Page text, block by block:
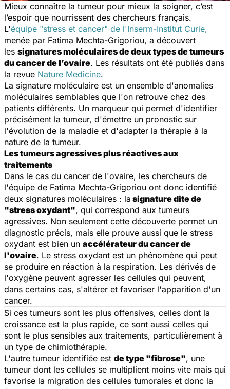
Mieux connaître la tumeur pour mieux la soigner, c’est
l’espoir que nourrissent des chercheurs français.
L'équipe "stress et cancer" de l'Inserm-Institut Curie,
menée par Fatima Mechta-Grigoriou, a découvert
les signatures moléculaires de deux types de tumeurs
du cancer de l’ovaire. Les résultats ont été publiés dans
la revue Nature Medicine.
La signature moléculaire est un ensemble d'anomalies
moléculaires semblables que l'on retrouve chez des
patients différents. Un marqueur qui permet d'identifier
précisément la tumeur, d'émettre un pronostic sur
l'évolution de la maladie et d'adapter la thérapie à la
nature de la tumeur.
Les tumeurs agressives plus réactives aux
traitements
Dans le cas du cancer de l'ovaire, les chercheurs de
l'équipe de Fatima Mechta-Grigoriou ont donc identifié
deux signatures moléculaires : la signature dite de
"stress oxydant", qui correspond aux tumeurs
agressives. Non seulement cette découverte permet un
diagnostic précis, mais elle prouve aussi que le stress
oxydant est bien un accélérateur du cancer de
l'ovaire. Le stress oxydant est un phénomène qui peut
se produire en réaction à la respiration. Les dérivés de
l'oxygène peuvent agresser les cellules qui peuvent,
dans certains cas, s'altérer et favoriser l'apparition d'un
cancer.
Si ces tumeurs sont les plus offensives, celles dont la
croissance est la plus rapide, ce sont aussi celles qui
sont le plus sensibles aux traitements, particulièrement à
un type de chimiothérapie.
L'autre tumeur identifiée est de type "fibrose", une
tumeur dont les cellules se multiplient moins vite mais qui
favorise la migration des cellules tumorales et donc la